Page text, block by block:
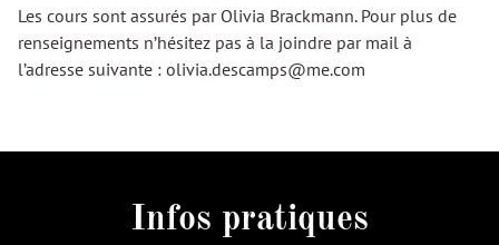
Les cours sont assurés par Olivia Brackmann. Pour plus de
renseignements n’hésitez pas à la joindre par mail à
l’adresse suivante : olivia.descamps@me.com
Infos pratiques